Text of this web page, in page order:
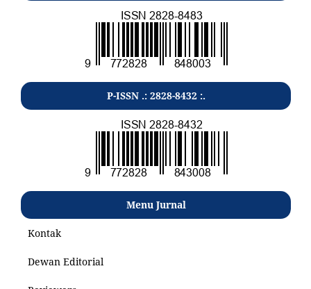
P-ISSN .: 2828-8432 :.
Menu Jurnal
Kontak
Dewan Editorial